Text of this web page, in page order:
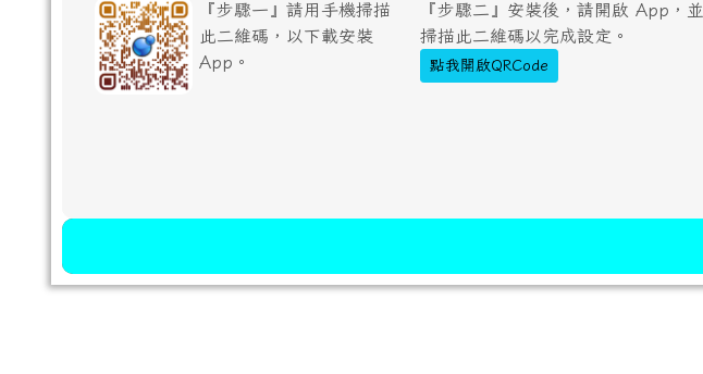
『步驟一』請用手機掃描
此二維碼，以下載安裝
App。
『步驟二』安裝後，請開啟 App，並
掃描此二維碼以完成設定。
點我開啟QRCode